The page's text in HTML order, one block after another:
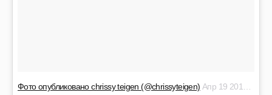
Фото опубликовано chrissy teigen (@chrissyteigen) Апр 19 2016 в 4:02 PDT